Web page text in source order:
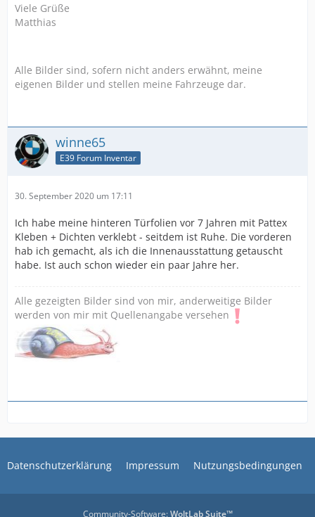
Viele Grüße
Matthias
Alle Bilder sind, sofern nicht anders erwähnt, meine
eigenen Bilder und stellen meine Fahrzeuge dar.
winne65
E39 Forum Inventar
30. September 2020 um 17:11
Ich habe meine hinteren Türfolien vor 7 Jahren mit Pattex
Kleben + Dichten verklebt - seitdem ist Ruhe. Die vorderen
hab ich gemacht, als ich die Innenausstattung getauscht
habe. Ist auch schon wieder ein paar Jahre her.
Alle gezeigten Bilder sind von mir, anderweitige Bilder
werden von mir mit Quellenangabe versehen
Datenschutzerklärung Impressum Nutzungsbedingungen
Community-Software:WoltLab Suite™